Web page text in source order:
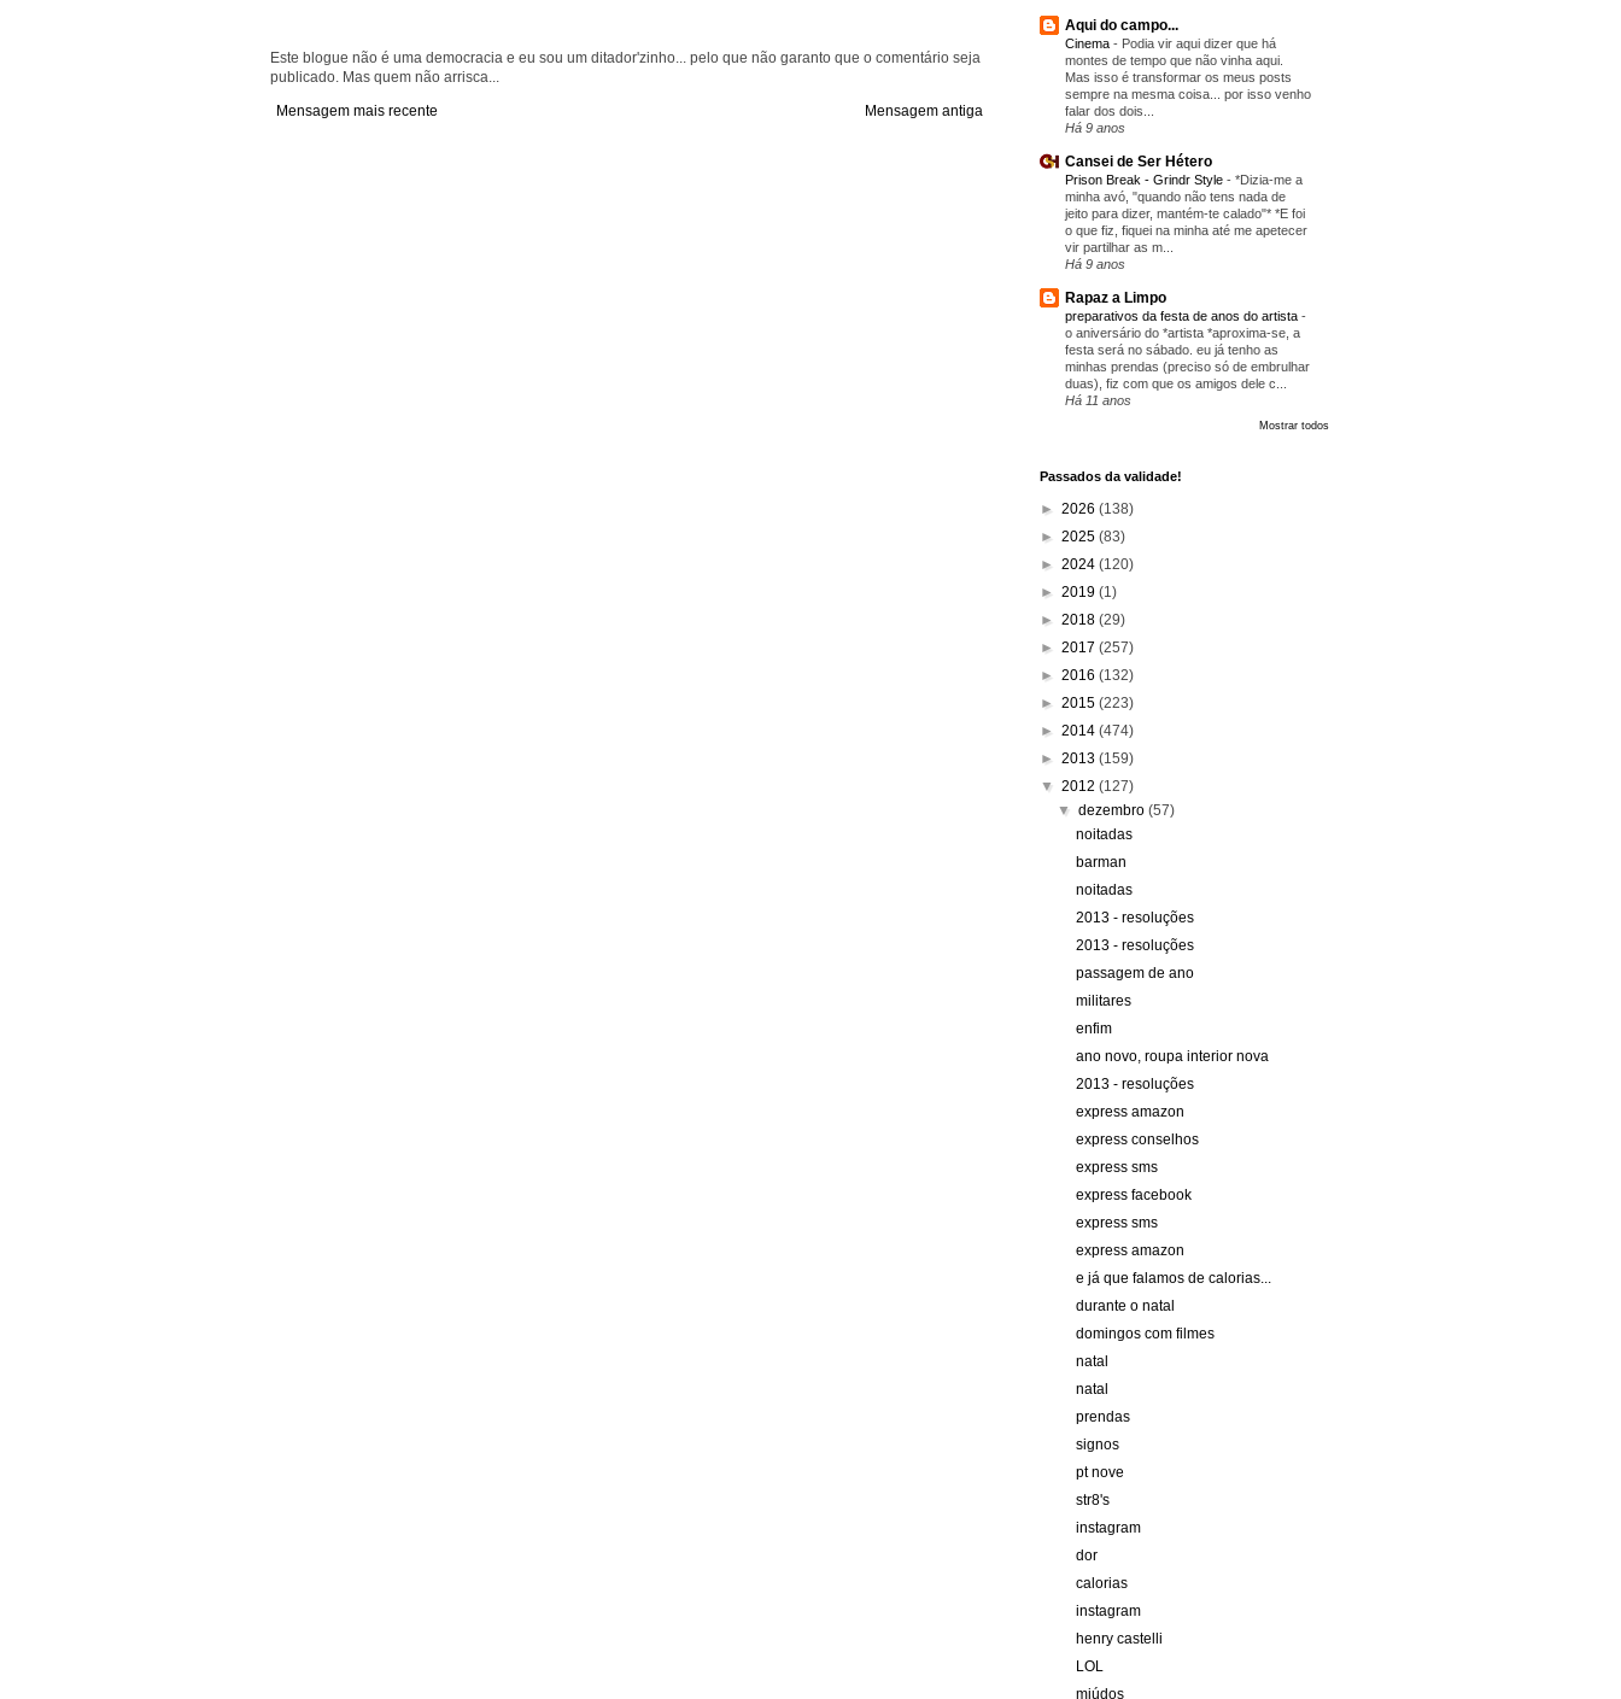
Este blogue não é uma democracia e eu sou um ditador'zinho... pelo que não garanto que o comentário seja
publicado. Mas quem não arrisca...
Mensagem mais recente
Mensagem antiga
Aqui do campo...
Cinema - Podia vir aqui dizer que há
montes de tempo que não vinha aqui.
Mas isso é transformar os meus posts
sempre na mesma coisa... por isso venho
falar dos dois...
Há 9 anos
Cansei de Ser Hétero
Prison Break - Grindr Style - *Dizia-me a
minha avó, "quando não tens nada de
jeito para dizer, mantém-te calado"* *E foi
o que fiz, fiquei na minha até me apetecer
vir partilhar as m...
Há 9 anos
Rapaz a Limpo
preparativos da festa de anos do artista -
o aniversário do *artista *aproxima-se, a
festa será no sábado. eu já tenho as
minhas prendas (preciso só de embrulhar
duas), fiz com que os amigos dele c...
Há 11 anos
Mostrar todos
Passados da validade!
► 2026 (138)
► 2025 (83)
► 2024 (120)
► 2019 (1)
► 2018 (29)
► 2017 (257)
► 2016 (132)
► 2015 (223)
► 2014 (474)
► 2013 (159)
▼ 2012 (127)
▼dezembro(57)
noitadas
barman
noitadas
2013 - resoluções
2013 - resoluções
passagem de ano
militares
enfim
ano novo, roupa interior nova
2013 - resoluções
express amazon
express conselhos
express sms
express facebook
express sms
express amazon
e já que falamos de calorias...
durante o natal
domingos com filmes
natal
natal
prendas
signos
pt nove
str8's
instagram
dor
calorias
instagram
henry castelli
LOL
miúdos